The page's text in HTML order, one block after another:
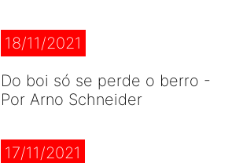
18/11/2021
Do boi só se perde o berro -
Por Arno Schneider
17/11/2021